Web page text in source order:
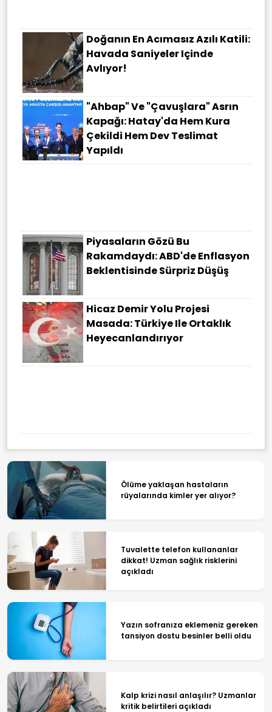
Doğanın En Acımasız Azılı Katili:
Havada Saniyeler Içinde
Avlıyor!
"Ahbap" Ve "çavuşlara" Asrın
Kapağı: Hatay'da Hem Kura
Çekildi Hem Dev Teslimat
Yapıldı
Piyasaların Gözü Bu
Rakamdaydı: ABD'de Enflasyon
Beklentisinde Sürpriz Düşüş
Hicaz Demir Yolu Projesi
Masada: Türkiye Ile Ortaklık
Heyecanlandırıyor
Ölüme yaklaşan hastaların
rüyalarında kimler yer alıyor?
Tuvalette telefon kullananlar
dikkat! Uzman sağlık risklerini
açıkladı
Yazın sofranıza eklemeniz gereken
tansiyon dostu besinler belli oldu
Kalp krizi nasıl anlaşılır? Uzmanlar
kritik belirtileri açıkladı